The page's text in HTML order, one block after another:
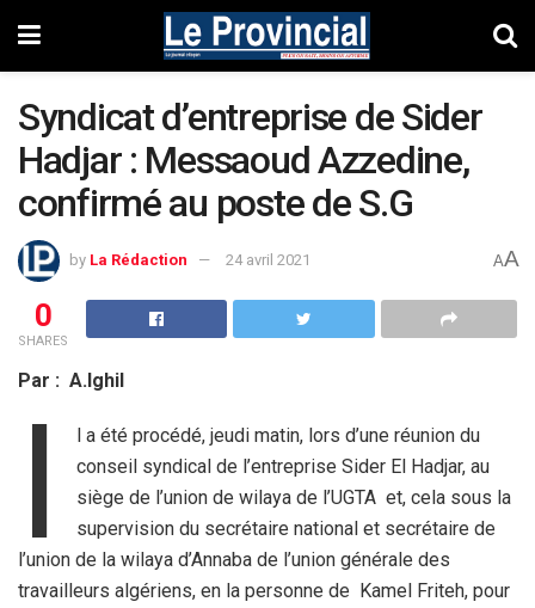
Syndicat d’entreprise de Sider
Hadjar : Messaoud Azzedine,
confirmé au poste de S.G
by La Rédaction 24 avril 2021 AA
0
SHARES
Par : A.Ighil
I
l a été procédé, jeudi matin, lors d’une réunion du
conseil syndical de l’entreprise Sider El Hadjar, au
siège de l’union de wilaya de l’UGTA et, cela sous la
supervision du secrétaire national et secrétaire de
l’union de la wilaya d’Annaba de l’union générale des
travailleurs algériens, en la personne de Kamel Friteh, pour